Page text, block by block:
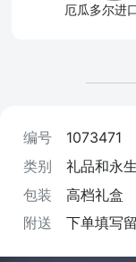
厄瓜多尔进
编号
1073471
类别
礼品和永
包装
高档礼盒
附送
下单填写